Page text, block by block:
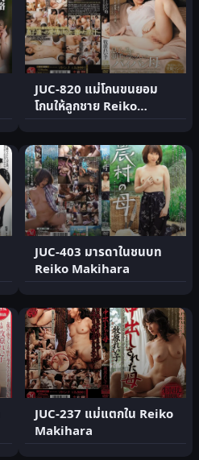
JUC-820 แม่โกนขนยอม
โกนให้ลูกชาย Reiko
Makihara
JUC-403 มารดาในชนบท
Reiko Makihara
JUC-237 แม่แตกใน Reiko
Makihara